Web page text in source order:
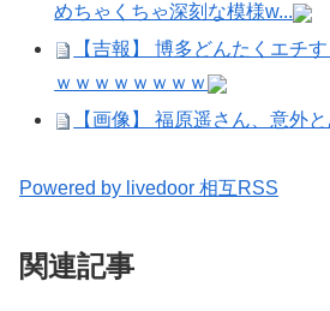
めちゃくちゃ深刻な模様w...
【吉報】 博多どんたくエチ
ｗｗｗｗｗｗｗｗ
【画像】 福原遥さん、意外
Powered by livedoor 相互RSS
関連記事